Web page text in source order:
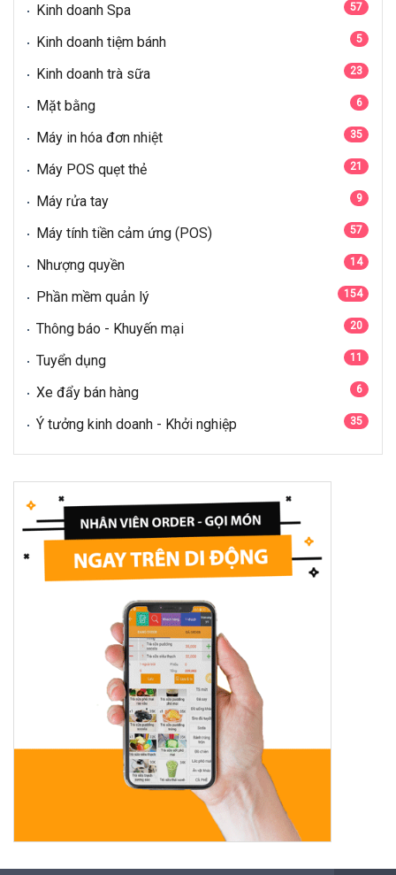
Kinh doanh Spa 57
Kinh doanh tiệm bánh 5
Kinh doanh trà sữa 23
Mặt bằng 6
Máy in hóa đơn nhiệt 35
Máy POS quẹt thẻ 21
Máy rửa tay 9
Máy tính tiền cảm ứng (POS) 57
Nhượng quyền 14
Phần mềm quản lý 154
Thông báo - Khuyến mại 20
Tuyển dụng 11
Xe đẩy bán hàng 6
Ý tưởng kinh doanh - Khởi nghiệp 35